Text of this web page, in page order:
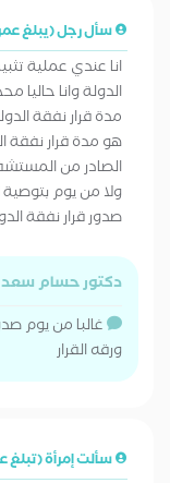
سأل رجل (يبلغ عمره 32
انا عندي عملية
الدولة وانا
مدة قرار نفقة
هو مدة قرار نفقة
الصادر من
ولا من يوم
صدور قرار نفقة
دكتور حسام سعد
غالبا من يوم
ورقه القرار
سألت إمرأة (تبلغ